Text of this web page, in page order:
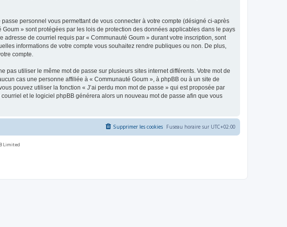
personnel vous permettant de vous connecter à votre compte (désigné ci-après
» sont protégées par les lois de protection des données applicables dans le pays
adresse de courriel requis par « Communauté Goum » durant votre inscription, sont
informations de votre compte vous souhaitez rendre publiques ou non. De plus,
compte.
pas utiliser le même mot de passe sur plusieurs sites internet différents. Votre mot de
cas une personne affiliée à « Communauté Goum », à phpBB ou à un site de
pouvez utiliser la fonction « J’ai perdu mon mot de passe » qui est proposée par
et le logiciel phpBB générera alors un nouveau mot de passe afin que vous
Fuseau horaire sur UTC+02:00
Supprimer les cookies
Limited